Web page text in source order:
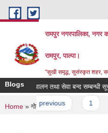
Skip to main content
रामपुर नगरपालिका, नगर
रामपुर, पाल्पा।
"सुखी समृद्ध, सुसंस्कृत शहर,
Blogs एकिकृत घुम्ती शिविर संचालन तथा सेवा बन्द सम्बन्धी सूचना!
‹ previous
You are here
Home » गोमा थापा